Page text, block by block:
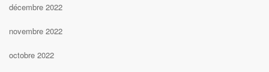
décembre 2022
novembre 2022
octobre 2022